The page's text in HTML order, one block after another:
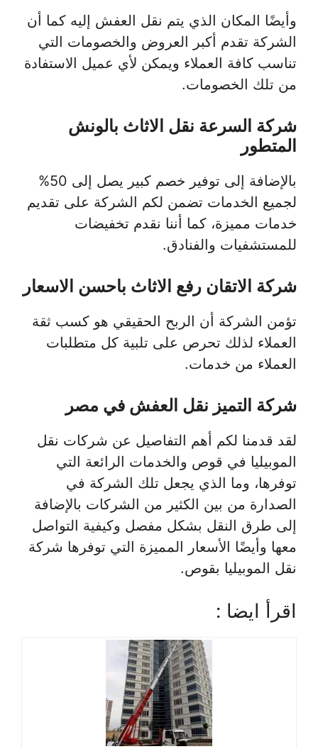
وأيضًا المكان الذي يتم نقل العفش إليه كما أن
الشركة تقدم أكبر العروض والخصومات التي
تناسب كافة العملاء ويمكن لأي عميل الاستفادة
من تلك الخصومات.
شركة السرعة نقل الاثاث بالونش
المتطور
بالإضافة إلى توفير خصم كبير يصل إلى 50%
لجميع الخدمات تضمن لكم الشركة على تقديم
خدمات مميزة، كما أننا نقدم تخفيضات
للمستشفيات والفنادق.
شركة الاتقان رفع الاثاث باحسن الاسعار
تؤمن الشركة أن الربح الحقيقي هو كسب ثقة
العملاء لذلك تحرص على تلبية كل متطلبات
العملاء من خدمات.
شركة التميز نقل العفش في مصر
لقد قدمنا لكم أهم التفاصيل عن شركات نقل
الموبيليا في قوص والخدمات الرائعة التي
توفرها، وما الذي يجعل تلك الشركة في
الصدارة من بين الكثير من الشركات بالإضافة
إلى طرق النقل بشكل مفصل وكيفية التواصل
معها وأيضًا الأسعار المميزة التي توفرها شركة
نقل الموبيليا بقوص.
اقرأ ايضا :